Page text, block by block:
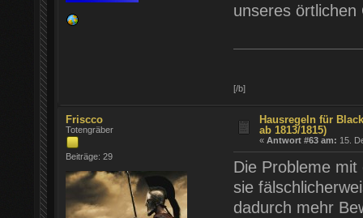
unseres
[/b]
Friscco
Totengräber
Beiträge: 29
Hausregeln für
ab 1813/1815)
«Antwort #63 am: 15.
Die Probleme
sie
dadurch mehr